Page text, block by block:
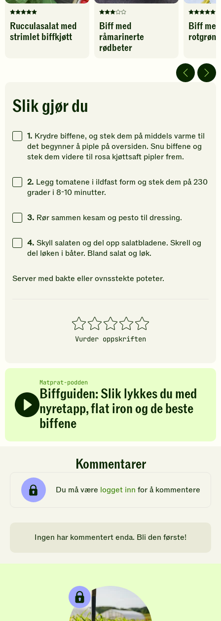
Denne
oppskriften
har
Klikk
for
gi
din
vurdering.
Rucculasalat med
strimlet biffkjøtt
Denne
oppskriften
har
fått
din
vurdering.
Biff med
råmarinerte
rødbeter
Denne
har
av
5
din
Biff
Slik gjør du
1. Krydre biffene, og stek dem på middels varme til
det begynner å piple på oversiden. Snu biffene og
stek dem videre til rosa kjøttsaft pipler frem.
2. Legg tomatene i ildfast form og stek dem på 230
grader i 8-10 minutter.
3. Rør sammen kesam og pesto til dressing.
4. Skyll salaten og del opp salatbladene. Skrell og
del løken i båter. Bland salat og løk.
Server med bakte eller ovnsstekte poteter.
1
stjerner
2
stjerner
3
stjerner
4
stjerner
5
stjerner
Vurder oppskriften
Matprat-podden
Biffguiden: Slik lykkes du med
nyretapp, flat iron og de beste
biffene
Kommentarer
Du må være logget inn for å kommentere
Ingen har kommentert enda. Bli den første!